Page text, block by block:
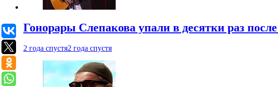
Гонорары Слепакова упали в десятки раз
2 года спустя2 года спустя